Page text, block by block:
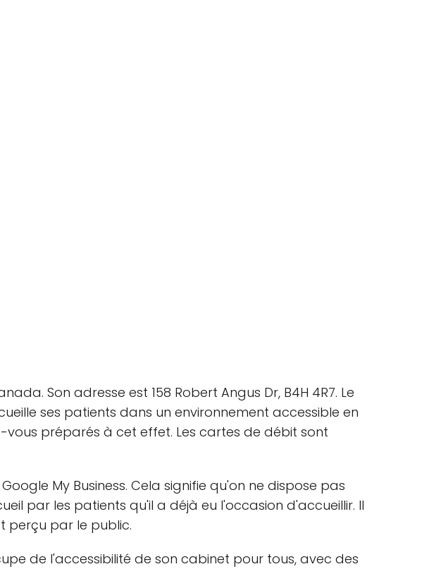
Son adresse est 158 Robert Angus Dr, B4H 4R7. Le
ses patients dans un environnement accessible en
préparés à cet effet. Les cartes de débit sont
My Business. Cela signifie qu'on ne dispose pas
par les patients qu'il a déjà eu l'occasion d'accueillir. Il
perçu par le public.
de l'accessibilité de son cabinet pour tous, avec des